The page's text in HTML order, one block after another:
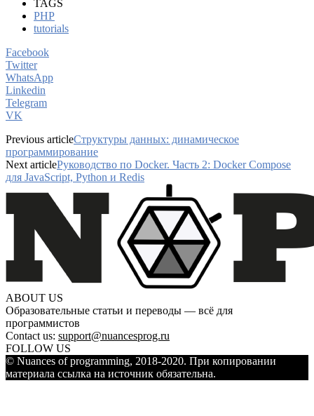
TAGS
PHP
tutorials
Facebook
Twitter
WhatsApp
Linkedin
Telegram
VK
Previous articleСтруктуры данных: динамическое
программирование
Next articleРуководство по Docker. Часть 2: Docker Compose
для JavaScript, Python и Redis
ABOUT US
Образовательные статьи и переводы — всё для
программистов
Contact us: support@nuancesprog.ru
FOLLOW US
© Nuances of programming, 2018-2020. При копировании
материала ссылка на источник обязательна.